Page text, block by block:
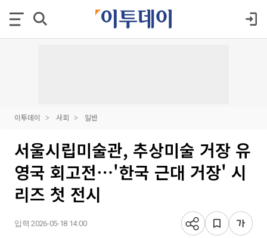
이투데이 사회 일반
서울시립미술관, 추상미술 거장 유
영국 회고전⋯'한국 근대 거장' 시
리즈 첫 전시
입력 2026-05-18 14:00